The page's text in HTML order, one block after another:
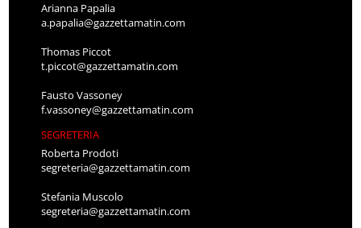
Arianna Papalia
a.papalia@gazzettamatin.com
Thomas Piccot
t.piccot@gazzettamatin.com
Fausto Vassoney
f.vassoney@gazzettamatin.com
SEGRETERIA
Roberta Prodoti
segreteria@gazzettamatin.com
Stefania Muscolo
segreteria@gazzettamatin.com